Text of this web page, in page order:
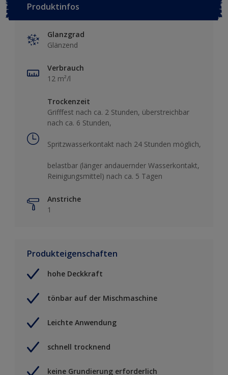
Produktinfos
Glanzgrad
Glänzend
Verbrauch
12 m²/l
Trockenzeit
Grifffest nach ca. 2 Stunden, überstreichbar
nach ca. 6 Stunden,
Spritzwasserkontakt nach 24 Stunden möglich,
belastbar (länger andauernder Wasserkontakt,
Reinigungsmittel) nach ca. 5 Tagen
Anstriche
1
Produkteigenschaften
hohe Deckkraft
tönbar auf der Mischmaschine
Leichte Anwendung
schnell trocknend
keine Grundierung erforderlich